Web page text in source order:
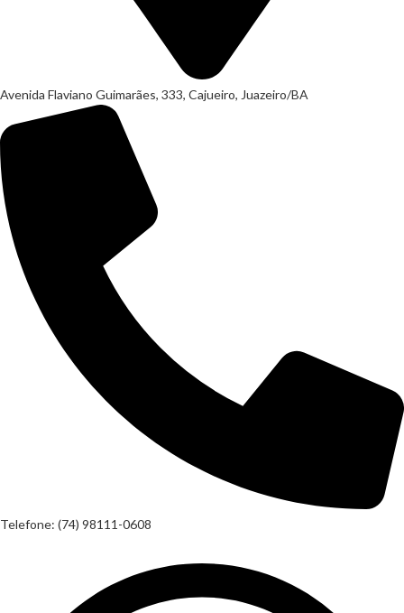
Avenida Flaviano Guimarães, 333, Cajueiro, Juazeiro/BA
Telefone: (74) 98111-0608